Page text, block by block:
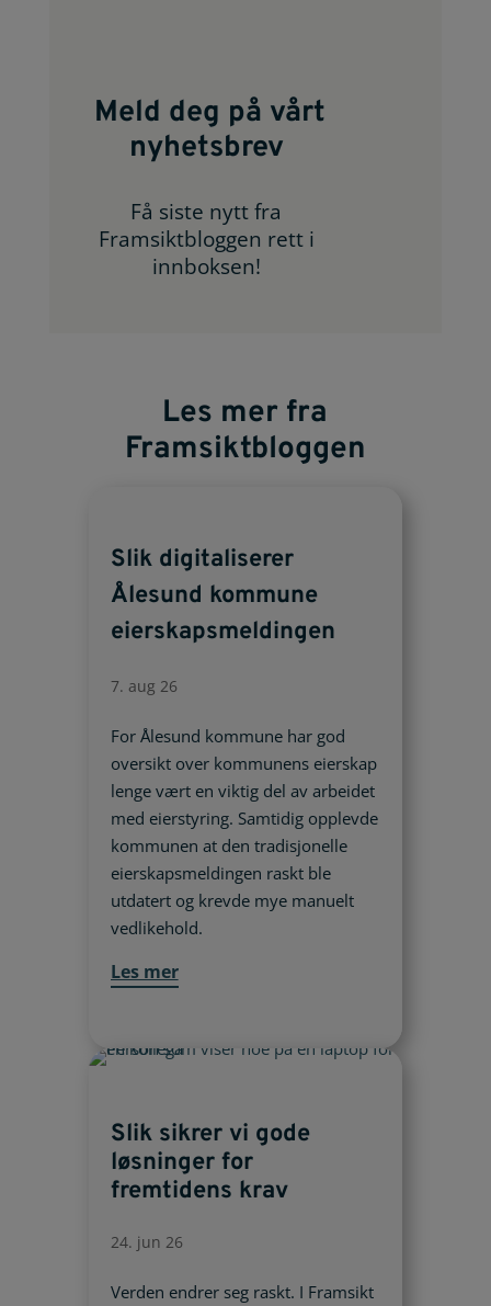
Meld deg på vårt
nyhetsbrev
Få siste nytt fra
Framsiktbloggen rett i
innboksen!
Les mer fra
Framsiktbloggen
Slik digitaliserer
Ålesund kommune
eierskapsmeldingen
7. aug 26
For Ålesund kommune har god
oversikt over kommunens eierskap
lenge vært en viktig del av arbeidet
med eierstyring. Samtidig opplevde
kommunen at den tradisjonelle
eierskapsmeldingen raskt ble
utdatert og krevde mye manuelt
vedlikehold.
Les mer
Slik sikrer vi gode
løsninger for
fremtidens krav
24. jun 26
Verden endrer seg raskt. I Framsikt